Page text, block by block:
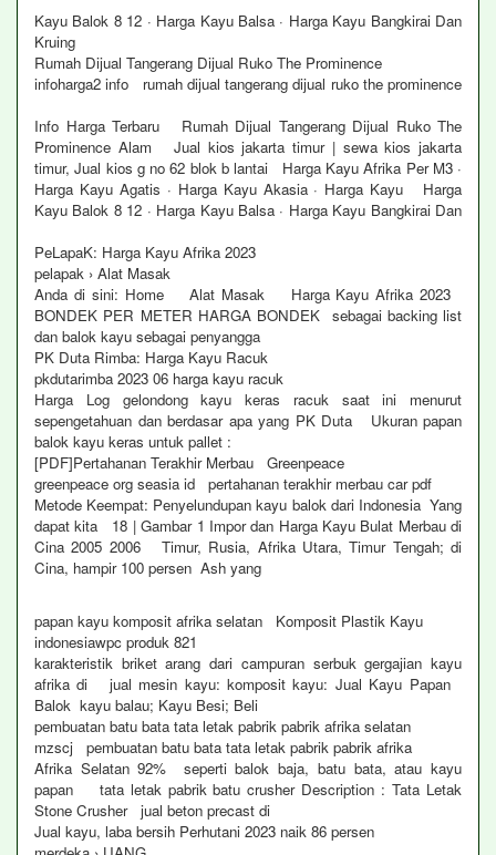
Kayu Balok 8 12 · Harga Kayu Balsa · Harga Kayu Bangkirai Dan
Kruing
Rumah Dijual Tangerang Dijual Ruko The Prominence
infoharga2 info rumah dijual tangerang dijual ruko the prominence
Info Harga Terbaru Rumah Dijual Tangerang Dijual Ruko The
Prominence Alam Jual kios jakarta timur | sewa kios jakarta
timur, Jual kios g no 62 blok b lantai Harga Kayu Afrika Per M3 ·
Harga Kayu Agatis · Harga Kayu Akasia · Harga Kayu Harga
Kayu Balok 8 12 · Harga Kayu Balsa · Harga Kayu Bangkirai Dan
PeLapaK: Harga Kayu Afrika 2023
pelapak › Alat Masak
Anda di sini: Home Alat Masak Harga Kayu Afrika 2023
BONDEK PER METER HARGA BONDEK sebagai backing list
dan balok kayu sebagai penyangga
PK Duta Rimba: Harga Kayu Racuk
pkdutarimba 2023 06 harga kayu racuk
Harga Log gelondong kayu keras racuk saat ini menurut
sepengetahuan dan berdasar apa yang PK Duta Ukuran papan
balok kayu keras untuk pallet :
[PDF]Pertahanan Terakhir Merbau Greenpeace
greenpeace org seasia id pertahanan terakhir merbau car pdf
Metode Keempat: Penyelundupan kayu balok dari Indonesia Yang
dapat kita 18 | Gambar 1 Impor dan Harga Kayu Bulat Merbau di
Cina 2005 2006 Timur, Rusia, Afrika Utara, Timur Tengah; di
Cina, hampir 100 persen Ash yang
papan kayu komposit afrika selatan Komposit Plastik Kayu
indonesiawpc produk 821
karakteristik briket arang dari campuran serbuk gergajian kayu
afrika di jual mesin kayu: komposit kayu: Jual Kayu Papan
Balok kayu balau; Kayu Besi; Beli
pembuatan batu bata tata letak pabrik pabrik afrika selatan
mzscj pembuatan batu bata tata letak pabrik pabrik afrika
Afrika Selatan 92% seperti balok baja, batu bata, atau kayu
papan tata letak pabrik batu crusher Description : Tata Letak
Stone Crusher jual beton precast di
Jual kayu, laba bersih Perhutani 2023 naik 86 persen